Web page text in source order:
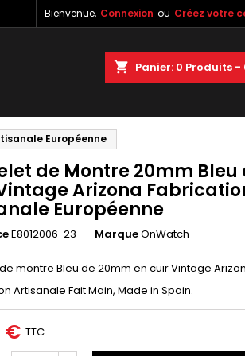
Bienvenue, Connexion ou Créez votre
shopping_cart Panier: 0 Produits -
Européenne
de Montre 20mm Bleu
Arizona
Européenne
E8012006-23 MarqueOnWatch
montre Bleu de 20mm en cuir Vintage
Artisanale Fait Main, Made in Spain.
€ TTC